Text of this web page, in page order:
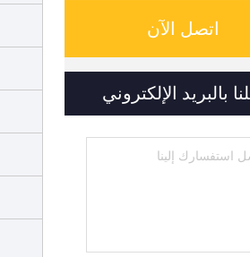
اتصل الآن
بالبريد الإلكتروني